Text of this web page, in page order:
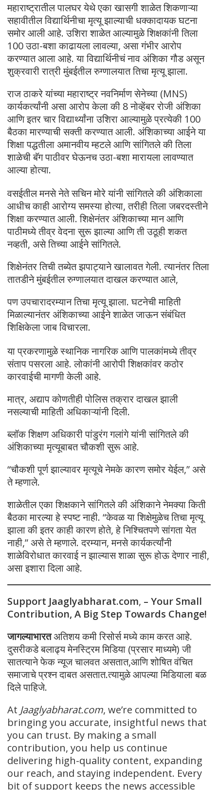
महाराष्ट्रातील पालघर येथे एका खासगी शाळेत शिकणाऱ्या
सहावीतील विद्यार्थिनीचा मृत्यू झाल्याची धक्कादायक घटना
समोर आली आहे. उशिरा शाळेत आल्यामुळे शिक्षकांनी तिला
100 उठा-बशा काढायला लावल्या, असा गंभीर आरोप
करण्यात आला आहे. या विद्यार्थिनीचं नाव अंशिका गौड असून
शुक्रवारी रात्री मुंबईतील रुग्णालयात तिचा मृत्यू झाला.
राज ठाकरे यांच्या महाराष्ट्र नवनिर्माण सेनेच्या (MNS)
कार्यकर्त्यांनी असा आरोप केला की 8 नोव्हेंबर रोजी अंशिका
आणि इतर चार विद्यार्थ्यांना उशिरा आल्यामुळे प्रत्येकी 100
बैठका मारण्याची सक्ती करण्यात आली. अंशिकाच्या आईने या
शिक्षा पद्धतीला अमानवीय म्हटले आणि सांगितले की तिला
शाळेची बॅग पाठीवर घेऊनच उठा-बशा मारायला लावण्यात
आल्या होत्या.
वसईतील मनसे नेते सचिन मोरे यांनी सांगितले की अंशिकाला
आधीच काही आरोग्य समस्या होत्या, तरीही तिला जबरदस्तीने
शिक्षा करण्यात आली. शिक्षेनंतर अंशिकाच्या मान आणि
पाठीमध्ये तीव्र वेदना सुरू झाल्या आणि ती उठूही शकत
नव्हती, असे तिच्या आईने सांगितले.
शिक्षेनंतर तिची तब्येत झपाट्याने खालावत गेली. त्यानंतर तिला
तातडीने मुंबईतील रुग्णालयात दाखल करण्यात आले,
पण उपचारादरम्यान तिचा मृत्यू झाला. घटनेची माहिती
मिळाल्यानंतर अंशिकाच्या आईने शाळेत जाऊन संबंधित
शिक्षिकेला जाब विचारला.
या प्रकरणामुळे स्थानिक नागरिक आणि पालकांमध्ये तीव्र
संताप पसरला आहे. लोकांनी आरोपी शिक्षकांवर कठोर
कारवाईची मागणी केली आहे.
मात्र, अद्याप कोणतीही पोलिस तक्रार दाखल झाली
नसल्याची माहिती अधिकाऱ्यांनी दिली.
ब्लॉक शिक्षण अधिकारी पांडुरंग गलांगे यांनी सांगितले की
अंशिकाच्या मृत्यूबाबत चौकशी सुरू आहे.
“चौकशी पूर्ण झाल्यावर मृत्यूचे नेमके कारण समोर येईल,” असे
ते म्हणाले.
शाळेतील एका शिक्षकाने सांगितले की अंशिकाने नेमक्या किती
बैठका मारल्या हे स्पष्ट नाही. “केवळ या शिक्षेमुळेच तिचा मृत्यू
झाला की इतर काही कारण होते, हे निश्चितपणे सांगता येत
नाही,” असे ते म्हणाले. दरम्यान, मनसे कार्यकर्त्यांनी
शाळेविरोधात कारवाई न झाल्यास शाळा सुरू होऊ देणार नाही,
असा इशारा दिला आहे.
Support Jaaglyabharat.com, – Your Small
Contribution, A Big Step Towards Change!
जागल्याभारतअतिशय कमी रिसोर्स मध्ये काम करत आहे.
दुसरीकडे बलाढ्य मेनस्ट्रिम मिडिया (प्रसार माध्यमे) जी
सातत्याने फेक न्यूज चालवत असतात,आणि शोषित वंचित
समाजाचे प्रश्न दाबत असतात.त्यामुळे आपल्या मिडियाला बळ
दिले पाहिजे.
At Jaaglyabharat.com, we’re committed to
bringing you accurate, insightful news that
you can trust. By making a small
contribution, you help us continue
delivering high-quality content, expanding
our reach, and staying independent. Every
bit of support keeps the news accessible